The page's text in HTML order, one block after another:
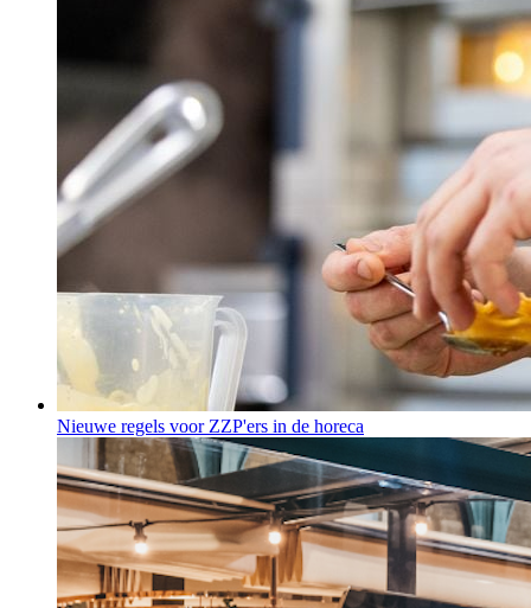
Nieuwe regels voor ZZP'ers in de horeca